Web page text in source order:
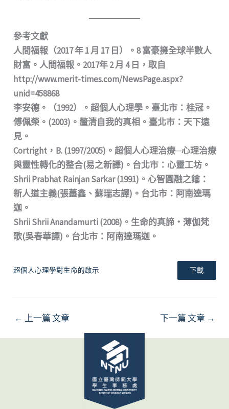
參考⽂獻
⼈間福報（2017 年 1 ⽉ 17 ⽇）。8 富豪擁全球半數⼈
財富。⼈間福報。2017年 2 ⽉ 4 ⽇，取⾃
http://www.merit-times.com/NewsPage.aspx?
unid=458868
李安德。（1992）。超個⼈⼼理學。臺北市：桂冠。
傅佩榮。(2003)。釐清⾃我的真相。臺北市：天下遠
⾒。
Cortright，B. (1997/2005)。超個⼈⼼理治療─⼼理治療
與靈性轉化的整合(易之新譯)。台北市：⼼靈⼯坊。
Shrii Prabhat Rainjan Sarkar (1991)。⼼智圓融之鑰：
新⼈道主義(張藎鑫、蘇瑞志譯)。台北市：阿南達瑪
迦。
Shrii Shrii Anandamurti (2008)。⽣命的真諦・薄伽梵
歌(吳春華譯)。台北市：阿南達瑪迦。
超個⼈⼼理學對⽣命的啟⽰ 下載
← 上一篇 文章 下一篇 文章 →